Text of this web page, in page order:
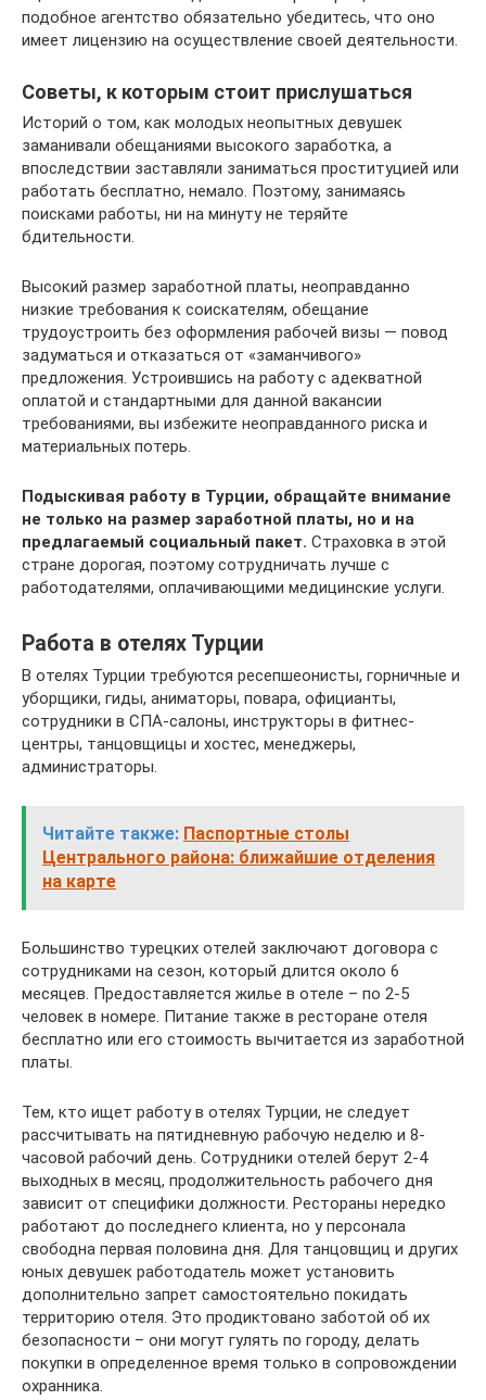
подобное агентство обязательно убедитесь, что оно
имеет лицензию на осуществление своей деятельности.
Советы, к которым стоит прислушаться
Историй о том, как молодых неопытных девушек
заманивали обещаниями высокого заработка, а
впоследствии заставляли заниматься проституцией или
работать бесплатно, немало. Поэтому, занимаясь
поисками работы, ни на минуту не теряйте
бдительности.
Высокий размер заработной платы, неоправданно
низкие требования к соискателям, обещание
трудоустроить без оформления рабочей визы — повод
задуматься и отказаться от «заманчивого»
предложения. Устроившись на работу с адекватной
оплатой и стандартными для данной вакансии
требованиями, вы избежите неоправданного риска и
материальных потерь.
Подыскивая работу в Турции, обращайте внимание
не только на размер заработной платы, но и на
предлагаемый социальный пакет. Страховка в этой
стране дорогая, поэтому сотрудничать лучше с
работодателями, оплачивающими медицинские услуги.
Работа в отелях Турции
В отелях Турции требуются ресепшеонисты, горничные и
уборщики, гиды, аниматоры, повара, официанты,
сотрудники в СПА-салоны, инструкторы в фитнес-
центры, танцовщицы и хостес, менеджеры,
администраторы.
Читайте также: Паспортные столы
Центрального района: ближайшие отделения
на карте
Большинство турецких отелей заключают договора с
сотрудниками на сезон, который длится около 6
месяцев. Предоставляется жилье в отеле – по 2-5
человек в номере. Питание также в ресторане отеля
бесплатно или его стоимость вычитается из заработной
платы.
Тем, кто ищет работу в отелях Турции, не следует
рассчитывать на пятидневную рабочую неделю и 8-
часовой рабочий день. Сотрудники отелей берут 2-4
выходных в месяц, продолжительность рабочего дня
зависит от специфики должности. Рестораны нередко
работают до последнего клиента, но у персонала
свободна первая половина дня. Для танцовщиц и других
юных девушек работодатель может установить
дополнительно запрет самостоятельно покидать
территорию отеля. Это продиктовано заботой об их
безопасности – они могут гулять по городу, делать
покупки в определенное время только в сопровождении
охранника.